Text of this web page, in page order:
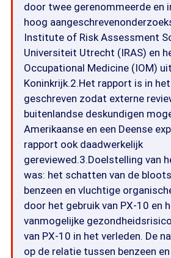
door twee gerenommeerde en
hoog
Institute of Risk Assessment
Universiteit Utrecht (IRAS) en
Occupational Medicine (IOM)
Koninkrijk.2.Het rapport is in
geschreven zodat externe
buitenlandse deskundigen
Amerikaanse en een Deense
rapport ook daadwerkelijk
gereviewed.3.Doelstelling van
was: het schatten van de
benzeen en vluchtige
door het gebruik van PX-10 en
vanmogelijke
van PX-10 in het verleden. De
op de relatie tussen benzeen